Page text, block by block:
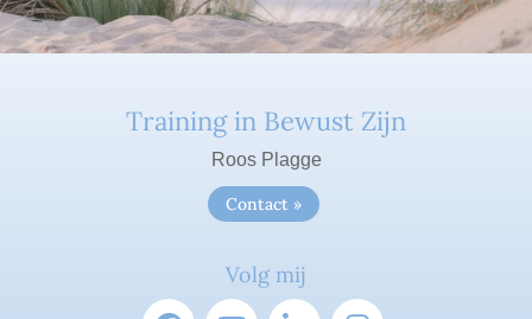
Training in Bewust Zijn
Roos Plagge
Contact »
Volg mij